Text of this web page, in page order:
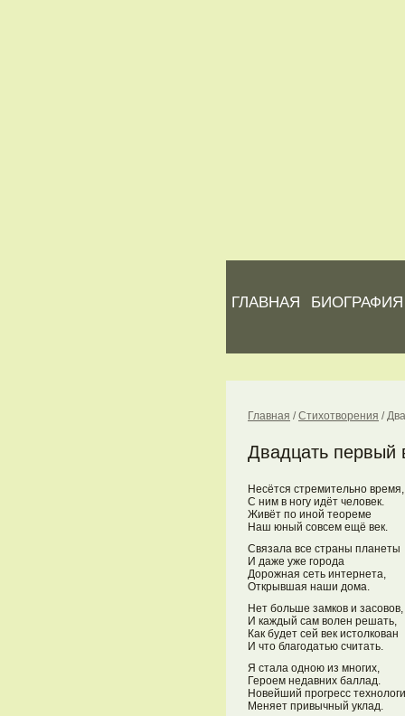
ГЛАВНАЯ БИОГРАФИЯ
Главная /Стихотворения /
Двадцать первый
Несётся стремительно время,
С ним в ногу идёт человек.
Живёт по иной теореме
Наш юный совсем ещё век.
Связала все страны планеты
И даже уже города
Дорожная сеть интернета,
Открывшая наши дома.
Нет больше замков и засовов,
И каждый сам волен решать,
Как будет сей век истолкован
И что благодатью считать.
Я стала одною из многих,
Героем недавних баллад.
Новейший прогресс
Меняет привычный уклад.